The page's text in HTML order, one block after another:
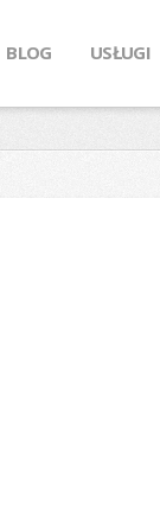
BLOG USŁUGI